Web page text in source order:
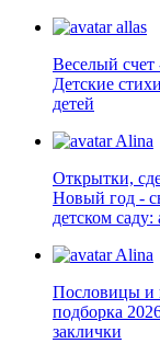
allas
Веселый
Детские
детей
Alina
Открытки,
Новый год -
детском
Alina
Пословицы и
подборка
заклички